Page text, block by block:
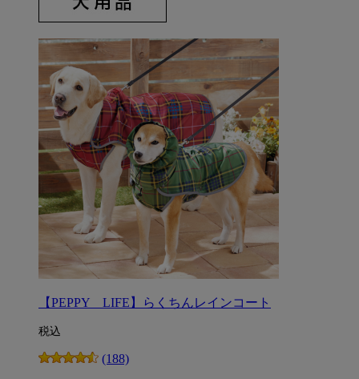
【PEPPY LIFE】らくちんレインコート
税込
(188)